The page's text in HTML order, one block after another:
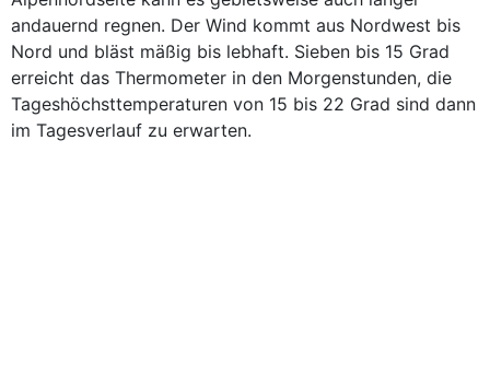
andauernd regnen. Der Wind kommt aus Nordwest bis
Nord und bläst mäßig bis lebhaft. Sieben bis 15 Grad
erreicht das Thermometer in den Morgenstunden, die
Tageshöchsttemperaturen von 15 bis 22 Grad sind dann
im Tagesverlauf zu erwarten.